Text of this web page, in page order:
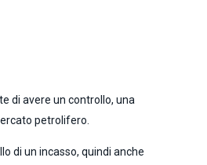
di avere un controllo, una
petrolifero.
di un incasso, quindi anche